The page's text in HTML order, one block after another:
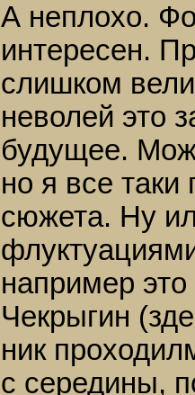
А неплохо.
интересен.
слишком
неволей это
будущее.
но я все
сюжета. Ну
например
Чекрыгин
ник
с середины,